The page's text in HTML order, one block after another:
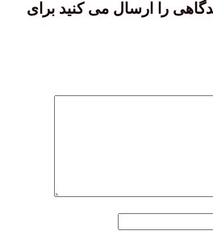
را ارسال می کنید برای